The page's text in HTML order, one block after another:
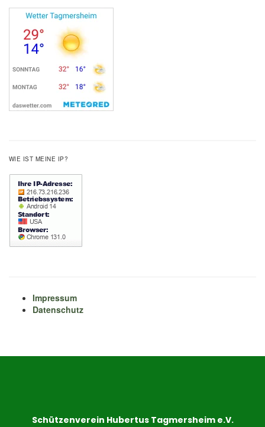
WIE IST MEINE IP?
Impressum
Datenschutz
Schützenverein Hubertus Tagmersheim e.V.